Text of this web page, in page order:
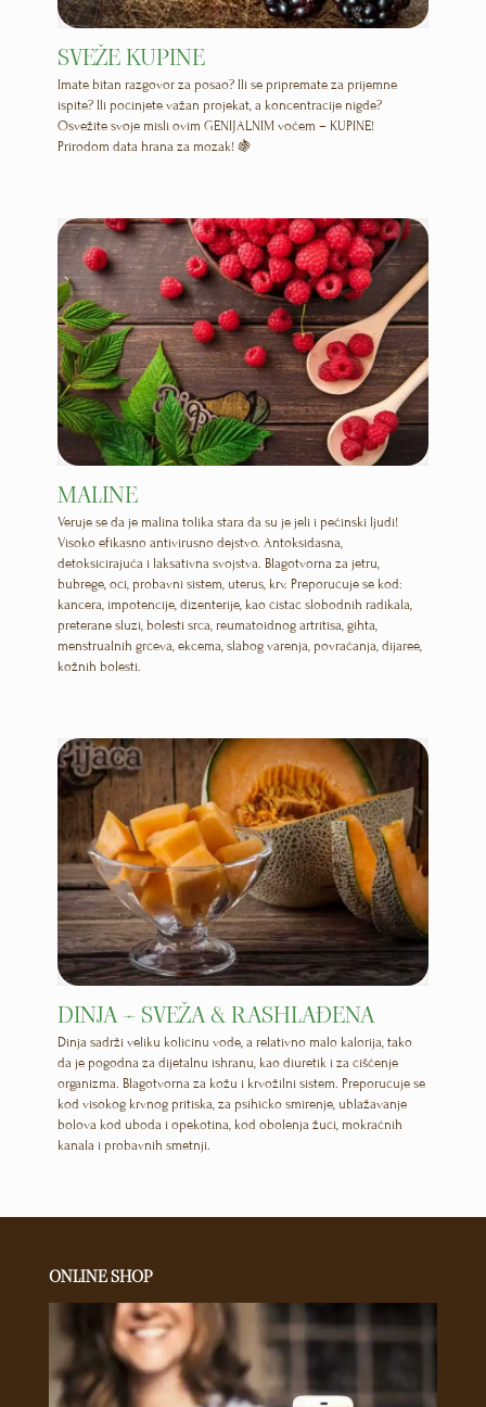
SVEŽE KUPINE
Imate bitan razgovor za posao? Ili se pripremate za prijemne
ispite? Ili počinjete važan projekat, a koncentracije nigde?
Osvežite svoje misli ovim GENIJALNIM voćem – KUPINE!
Prirodom data hrana za mozak!🍇
MALINE
Veruje se da je malina tolika stara da su je jeli i pećinski ljudi!
Visoko efikasno antivirusno dejstvo. Antoksidasna,
detoksicirajuća i laksativna svojstva. Blagotvorna za jetru,
bubrege, oči, probavni sistem, uterus, krv. Preporučuje se kod:
kancera, impotencije, dizenterije, kao čistač slobodnih radikala,
preterane sluzi, bolesti srca, reumatoidnog artritisa, gihta,
menstrualnih grčeva, ekcema, slabog varenja, povraćanja, dijaree,
kožnih bolesti.
DINJA – SVEŽA & RASHLAĐENA
Dinja sadrži veliku količinu vode, a relativno malo kalorija, tako
da je pogodna za dijetalnu ishranu, kao diuretik i za čišćenje
organizma. Blagotvorna za kožu i krvožilni sistem. Preporučuje se
kod visokog krvnog pritiska, za psihičko smirenje, ublažavanje
bolova kod uboda i opekotina, kod obolenja žuči, mokraćnih
kanala i probavnih smetnji.
ONLINE SHOP